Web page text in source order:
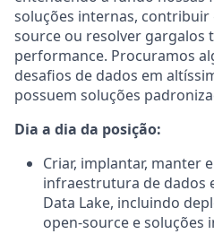
soluções internas,
source ou resolver gargalos
performance. Procuramos
desafios de dados em
possuem soluções
Dia a dia da posição:
Criar, implantar, manter
infraestrutura de dados
Data Lake, incluindo
open-source e soluções